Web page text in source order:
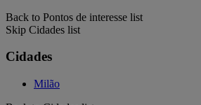
Back to Pontos de interesse list
Skip Cidades list
Cidades
Milão